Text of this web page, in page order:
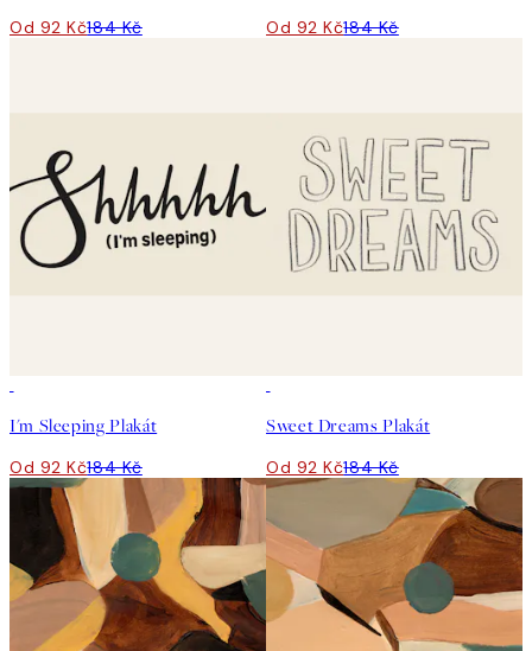
Od 92 Kč184 Kč Od 92 Kč184 Kč
I'm Sleeping Plakát
Od 92 Kč184 Kč
Sweet Dreams Plakát
Od 92 Kč184 Kč